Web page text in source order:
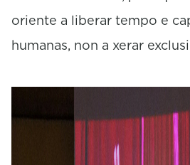
oriente a liberar tempo e
humanas, non a xerar